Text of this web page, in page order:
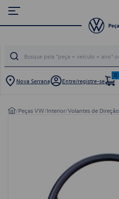
Nova Serrana Entre/registre-se
0
/Peças VW/Interior/Volantes de Direção